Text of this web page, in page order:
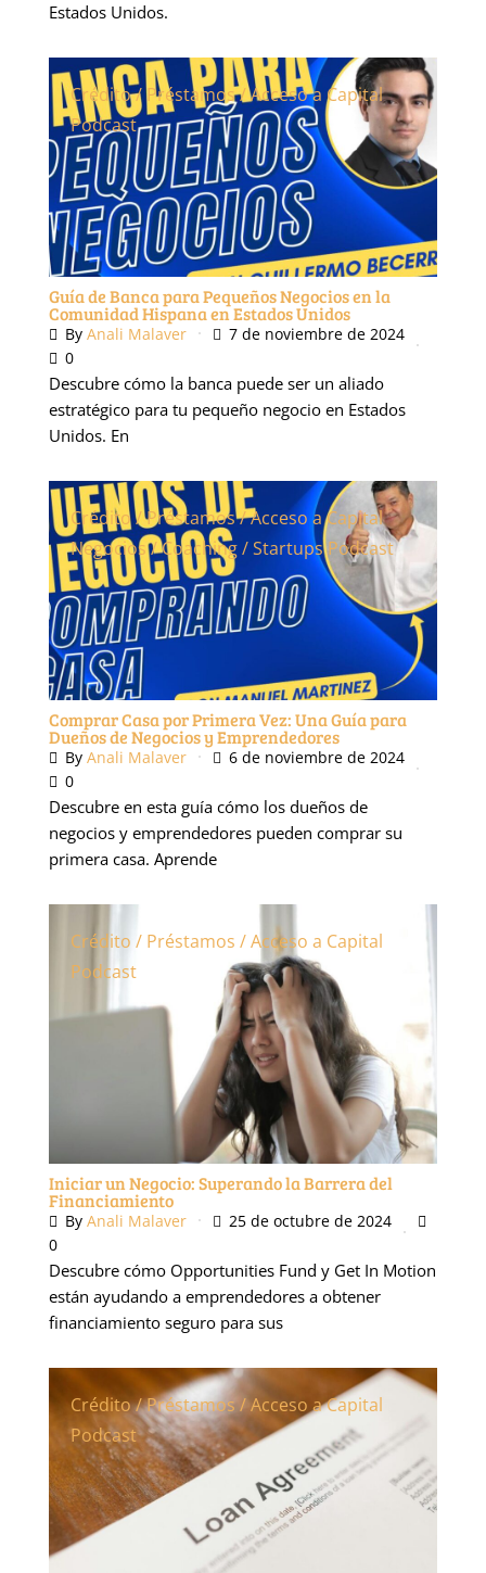
Estados Unidos.
Crédito / Préstamos / Acceso a Capital
Podcast
Guía de Banca para Pequeños Negocios en la
Comunidad Hispana en Estados Unidos
By Anali Malaver
7 de noviembre de 2024
0
Descubre cómo la banca puede ser un aliado
estratégico para tu pequeño negocio en Estados
Unidos. En
Crédito / Préstamos / Acceso a Capital
Negocios / Coaching / StartupsPodcast
Comprar Casa por Primera Vez: Una Guía para
Dueños de Negocios y Emprendedores
By Anali Malaver
6 de noviembre de 2024
0
Descubre en esta guía cómo los dueños de
negocios y emprendedores pueden comprar su
primera casa. Aprende
Crédito / Préstamos / Acceso a Capital
Podcast
Iniciar un Negocio: Superando la Barrera del
Financiamiento
By Anali Malaver
25 de octubre de 2024
0
Descubre cómo Opportunities Fund y Get In Motion
están ayudando a emprendedores a obtener
financiamiento seguro para sus
Crédito / Préstamos / Acceso a Capital
Podcast